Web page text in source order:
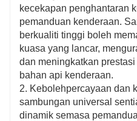
kecekapan penghantaran
pemanduan kenderaan.
berkualiti tinggi boleh
kuasa yang lancar,
dan meningkatkan
bahan api kenderaan.
2. Kebolehpercayaan dan
sambungan universal
dinamik semasa